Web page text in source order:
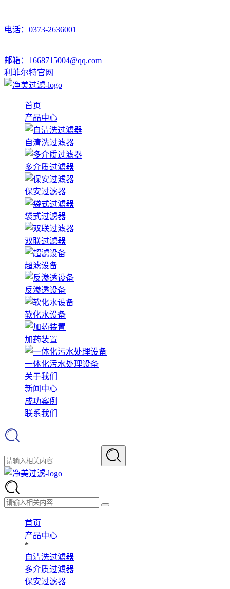
电话：0373-2636001
邮箱：1668715004@qq.com
利菲尔特官网
首页
产品中心
自清洗过滤器
多介质过滤器
保安过滤器
袋式过滤器
双联过滤器
超滤设备
反渗透设备
软化水设备
加药装置
一体化污水处理设备
关于我们
新闻中心
成功案例
联系我们
首页
产品中心
*
自清洗过滤器
多介质过滤器
保安过滤器